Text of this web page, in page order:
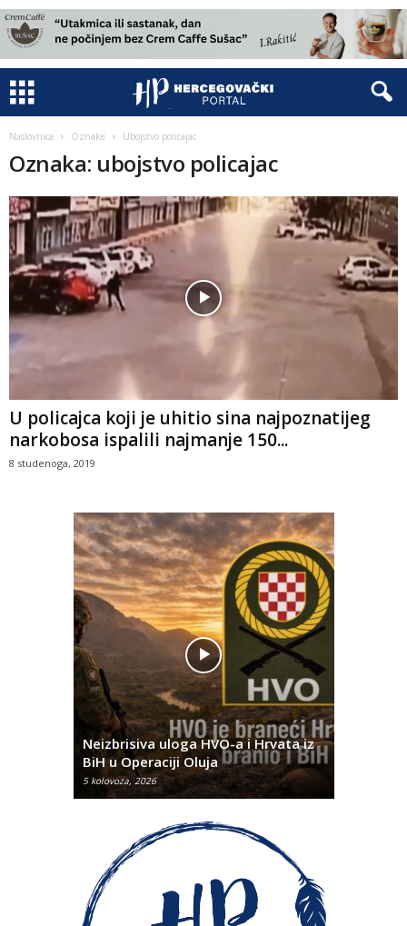
Naslovnica Oznake Ubojstvo policajac
Oznaka: ubojstvo policajac
U policajca koji je uhitio sina najpoznatijeg
narkobosa ispalili najmanje 150...
8 studenoga, 2019
Neizbrisiva uloga HVO-a i Hrvata iz
BiH u Operaciji Oluja
5 kolovoza, 2026